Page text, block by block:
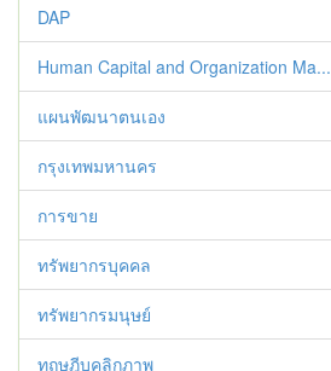
DAP
Human Capital and Organization Ma...
แผนพัฒนาตนเอง
กรุงเทพมหานคร
การขาย
ทรัพยากรบุคคล
ทรัพยากรมนุษย์
ทฤษฎีบุคลิกภาพ